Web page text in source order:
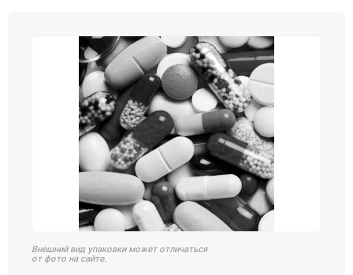
Внешний вид упаковки может отличаться
от фото на сайте.